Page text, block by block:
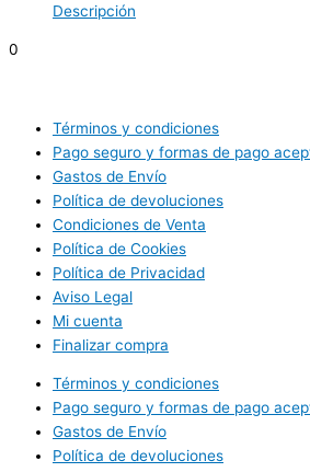
Descripción
0
Términos y condiciones
Pago seguro y formas de pago
Gastos de Envío
Política de devoluciones
Condiciones de Venta
Política de Cookies
Política de Privacidad
Aviso Legal
Mi cuenta
Finalizar compra
Términos y condiciones
Pago seguro y formas de pago
Gastos de Envío
Política de devoluciones